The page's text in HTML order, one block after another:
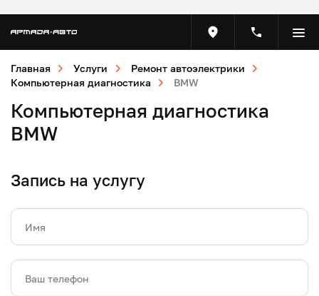
Главная Услуги
Ремонт автоэлектрики
Компьютерная диагностика
BMW
Компьютерная диагностика
BMW
Запись на услугу
Имя
Ваш телефон